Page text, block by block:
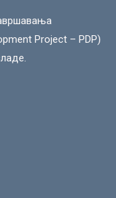
Project – PDP)